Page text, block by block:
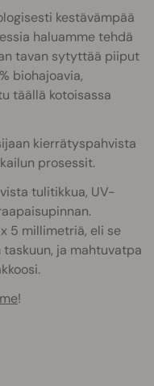
kestävämpää
haluamme tehdä
tavan sytyttää piiput
biohajoavia,
täällä kotoisassa
kierrätyspahvista
prosessit.
tulitikkua, UV-
5 millimetriä, eli se
ja mahtuvatpa
!